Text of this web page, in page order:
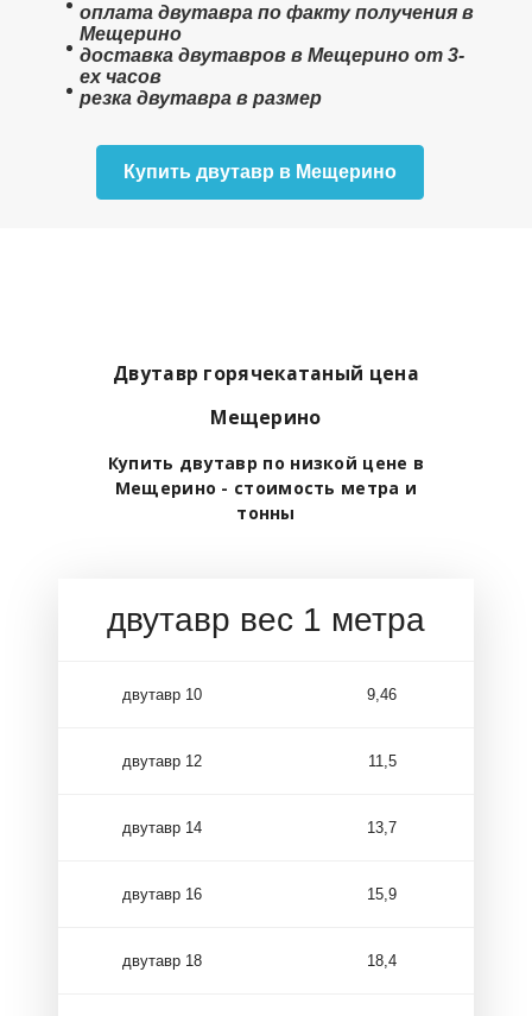
оплата двутавра по факту получения в
Мещерино
доставка двутавров в Мещерино от 3-
ех часов
резка двутавра в размер
Купить двутавр в Мещерино
Двутавр горячекатаный цена
Мещерино
Купить двутавр по низкой цене в
Мещерино - стоимость метра и
тонны
двутавр вес 1 метра
двутавр 10 9,46
двутавр 12 11,5
двутавр 14 13,7
двутавр 16 15,9
двутавр 18 18,4